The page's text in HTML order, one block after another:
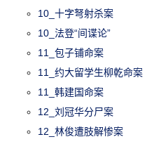
10_十字弩射杀案
10_法登“间谍论”
11_包子铺命案
11_约大留学生柳乾命案
11_韩建国命案
12_刘冠华分尸案
12_林俊遭肢解惨案